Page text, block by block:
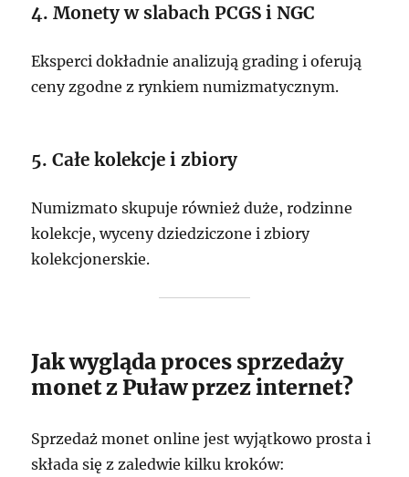
4. Monety w slabach PCGS i NGC
Eksperci dokładnie analizują grading i oferują
ceny zgodne z rynkiem numizmatycznym.
5. Całe kolekcje i zbiory
Numizmato skupuje również duże, rodzinne
kolekcje, wyceny dziedziczone i zbiory
kolekcjonerskie.
Jak wygląda proces sprzedaży
monet z Puław przez internet?
Sprzedaż monet online jest wyjątkowo prosta i
składa się z zaledwie kilku kroków: